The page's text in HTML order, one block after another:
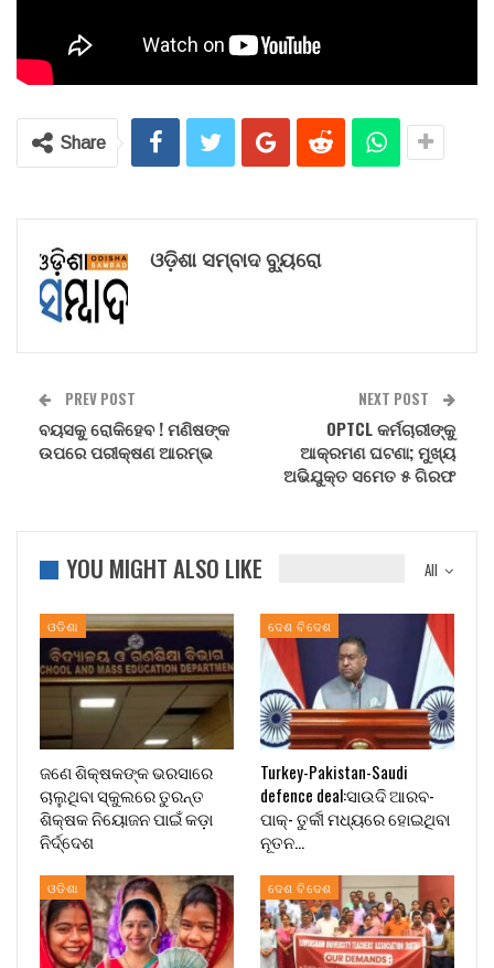
Share
ଓଡ଼ିଶା ସମ୍ବାଦ ବ୍ୟୁରୋ
PREV POST
ବୟସକୁ ରୋକିହେବ ! ମଣିଷଙ୍କ
ଉପରେ ପରୀକ୍ଷଣ ଆରମ୍ଭ
NEXT POST
OPTCL କର୍ମଚାରୀଙ୍କୁ
ଆକ୍ରମଣ ଘଟଣା; ମୁଖ୍ୟ
ଅଭିଯୁକ୍ତ ସମେତ ୫ ଗିରଫ
All
YOU MIGHT ALSO LIKE
ଓଡିଶା
ଜଣେ ଶିକ୍ଷକଙ୍କ ଭରସାରେ
ଚାଲୁଥିବା ସ୍କୁଲରେ ତୁରନ୍ତ
ଶିକ୍ଷକ ନିୟୋଜନ ପାଇଁ କଡ଼ା
ନିର୍ଦ୍ଦେଶ
ଦେଶ ବିଦେଶ
Turkey-Pakistan-Saudi
defence deal:ସାଉଦି ଆରବ-
ପାକ୍- ତୁର୍କୀ ମଧ୍ୟରେ ହୋଇଥିବା
ନୂତନ…
ଓଡିଶା ଦେଶ ବିଦେଶ